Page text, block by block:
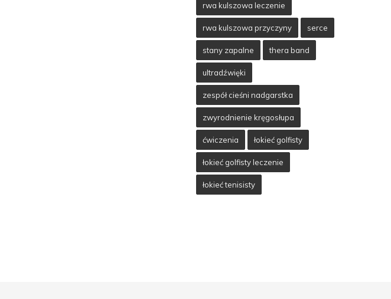
rwa kulszowa leczenie
rwa kulszowa przyczyny serce
stany zapalne thera band
ultradźwięki
zespół cieśni nadgarstka
zwyrodnienie kręgosłupa
ćwiczenia łokieć golfisty
łokieć golfisty leczenie
łokieć tenisisty